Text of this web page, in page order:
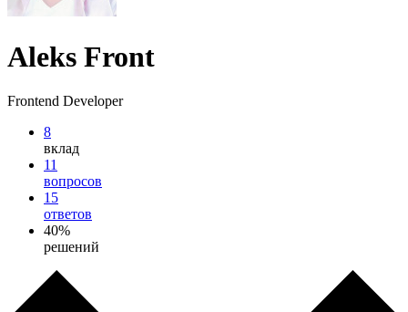
Aleks Front
Frontend Developer
8
вклад
11
вопросов
15
ответов
40%
решений